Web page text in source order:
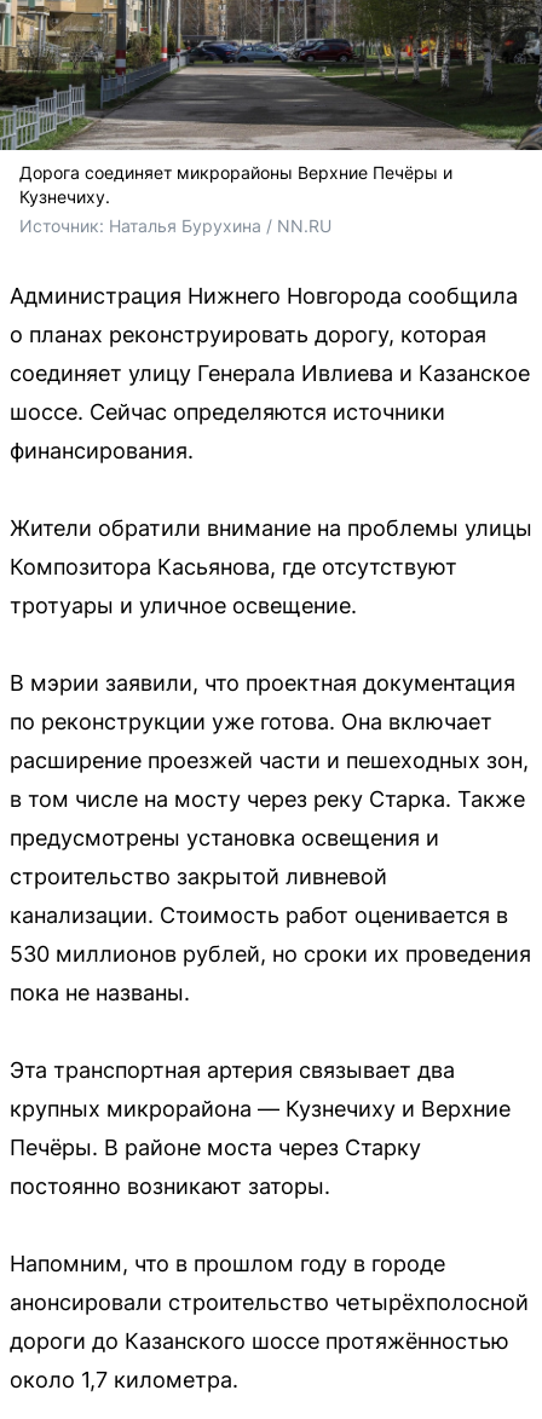
Дорога соединяет микрорайоны Верхние Печёры и
Кузнечиху.
Источник: Наталья Бурухина / NN.RU
Администрация Нижнего Новгорода сообщила
о планах реконструировать дорогу, которая
соединяет улицу Генерала Ивлиева и Казанское
шоссе. Сейчас определяются источники
финансирования.
Жители обратили внимание на проблемы улицы
Композитора Касьянова, где отсутствуют
тротуары и уличное освещение.
В мэрии заявили, что проектная документация
по реконструкции уже готова. Она включает
расширение проезжей части и пешеходных зон,
в том числе на мосту через реку Старка. Также
предусмотрены установка освещения и
строительство закрытой ливневой
канализации. Стоимость работ оценивается в
530 миллионов рублей, но сроки их проведения
пока не названы.
Эта транспортная артерия связывает два
крупных микрорайона — Кузнечиху и Верхние
Печёры. В районе моста через Старку
постоянно возникают заторы.
Напомним, что в прошлом году в городе
анонсировали строительство четырёхполосной
дороги до Казанского шоссе протяжённостью
около 1,7 километра.